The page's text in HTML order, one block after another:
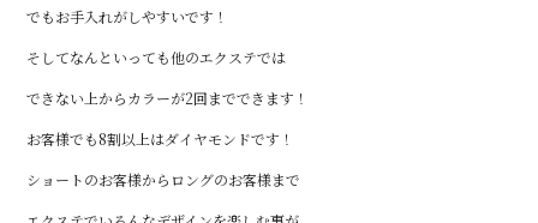
でもお手入れがしやすいです！
そしてなんといっても他のエクステでは
できない上からカラーが2回までできます！
お客様でも8割以上はダイヤモンドです！
ショートのお客様からロングのお客様まで